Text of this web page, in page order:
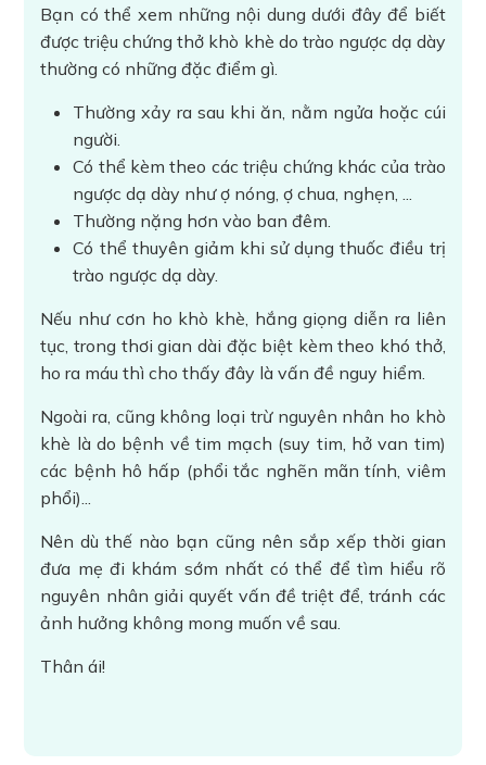
Bạn có thể xem những nội dung dưới đây để biết
được triệu chứng thở khò khè do trào ngược dạ dày
thường có những đặc điểm gì.
Thường xảy ra sau khi ăn, nằm ngửa hoặc cúi
người.
Có thể kèm theo các triệu chứng khác của trào
ngược dạ dày như ợ nóng, ợ chua, nghẹn, ...
Thường nặng hơn vào ban đêm.
Có thể thuyên giảm khi sử dụng thuốc điều trị
trào ngược dạ dày.
Nếu như cơn ho khò khè, hắng giọng diễn ra liên
tục, trong thơi gian dài đặc biệt kèm theo khó thở,
ho ra máu thì cho thấy đây là vấn đề nguy hiểm.
Ngoài ra, cũng không loại trừ nguyên nhân ho khò
khè là do bệnh về tim mạch (suy tim, hở van tim)
các bệnh hô hấp (phổi tắc nghẽn mãn tính, viêm
phổi)...
Nên dù thế nào bạn cũng nên sắp xếp thời gian
đưa mẹ đi khám sớm nhất có thể để tìm hiểu rõ
nguyên nhân giải quyết vấn đề triệt để, tránh các
ảnh hưởng không mong muốn về sau.
Thân ái!